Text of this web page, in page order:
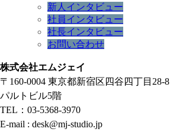
新人インタビュー
社員インタビュー
社長インタビュー
お問い合わせ
株式会社エムジェイ
〒160-0004 東京都新宿区四谷四丁目28-8
パルトビル5階
TEL：03-5368-3970
E-mail : desk@mj-studio.jp